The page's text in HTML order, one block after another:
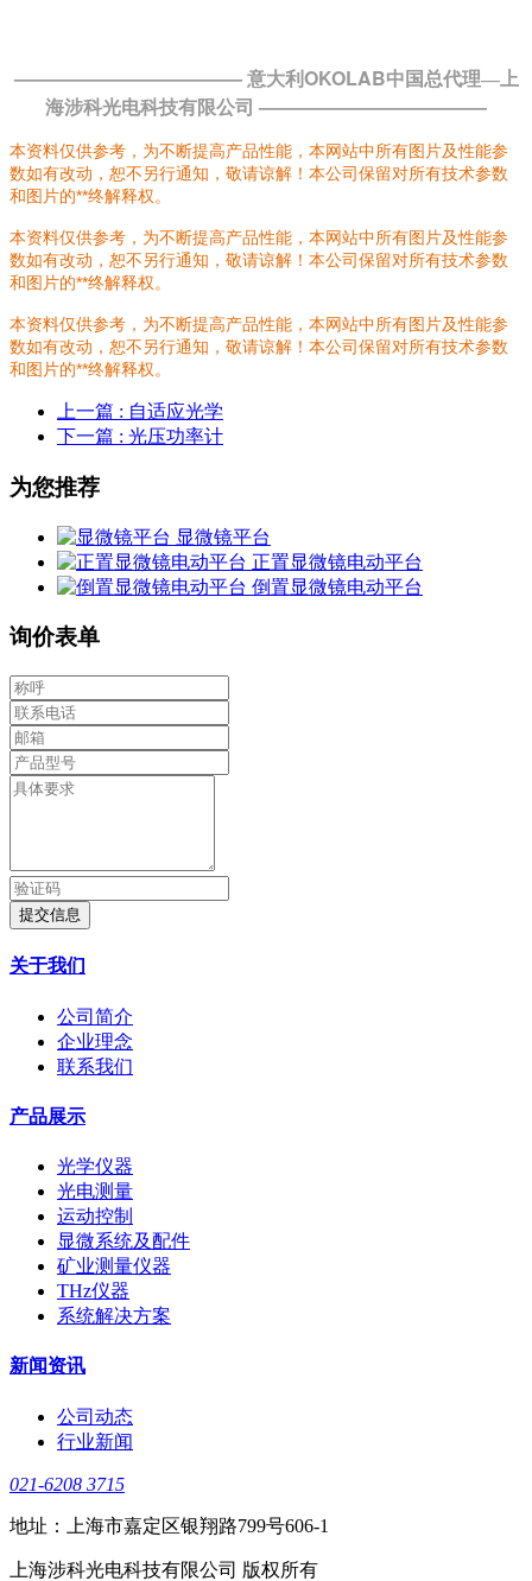
———————————— 意大利OKOLAB中国总代理—上
海涉科光电科技有限公司 ————————————
本资料仅供参考，为不断提高产品性能，本网站中所有图片及性能参
数如有改动，恕不另行通知，敬请谅解！本公司保留对所有技术参数
和图片的**终解释权。
本资料仅供参考，为不断提高产品性能，本网站中所有图片及性能参
数如有改动，恕不另行通知，敬请谅解！本公司保留对所有技术参数
和图片的**终解释权。
本资料仅供参考，为不断提高产品性能，本网站中所有图片及性能参
数如有改动，恕不另行通知，敬请谅解！本公司保留对所有技术参数
和图片的**终解释权。
上一篇 : 自适应光学
下一篇 : 光压功率计
为您推荐
显微镜平台
正置显微镜电动平台
倒置显微镜电动平台
询价表单
提交信息
关于我们
公司简介
企业理念
联系我们
产品展示
光学仪器
光电测量
运动控制
显微系统及配件
矿业测量仪器
THz仪器
系统解决方案
新闻资讯
公司动态
行业新闻
021-6208 3715
地址：上海市嘉定区银翔路799号606-1
上海涉科光电科技有限公司 版权所有